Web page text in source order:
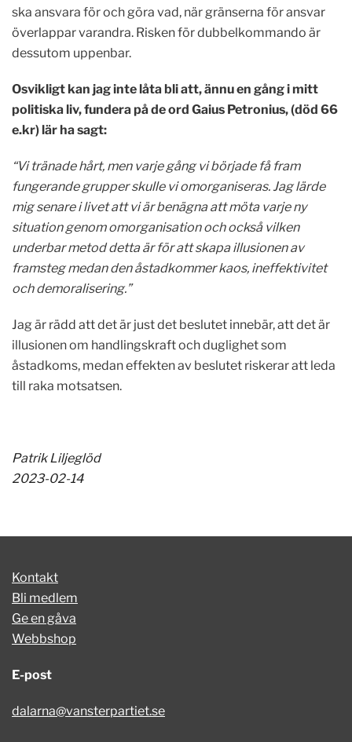
ska ansvara för och göra vad, när gränserna för ansvar
överlappar varandra. Risken för dubbelkommando är
dessutom uppenbar.
Osvikligt kan jag inte låta bli att, ännu en gång i mitt
politiska liv, fundera på de ord Gaius Petronius, (död 66
e.kr) lär ha sagt:
“Vi tränade hårt, men varje gång vi började få fram
fungerande grupper skulle vi omorganiseras. Jag lärde
mig senare i livet att vi är benägna att möta varje ny
situation genom omorganisation och också vilken
underbar metod detta är för att skapa illusionen av
framsteg medan den åstadkommer kaos, ineffektivitet
och demoralisering.”
Jag är rädd att det är just det beslutet innebär, att det är
illusionen om handlingskraft och duglighet som
åstadkoms, medan effekten av beslutet riskerar att leda
till raka motsatsen.
Patrik Liljeglöd
2023-02-14
Kontakt
Bli medlem
Ge en gåva
Webbshop
E-post
dalarna@vansterpartiet.se